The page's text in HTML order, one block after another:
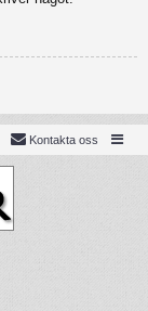
Kontakta oss